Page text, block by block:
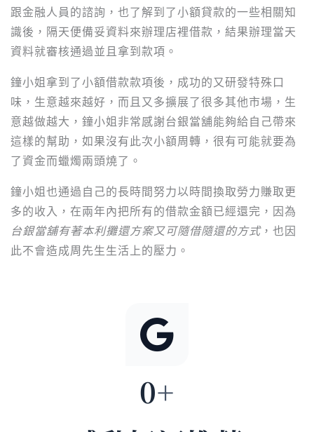
跟金融人員的諮詢，也了解到了小額貸款的一些相關知
識後，隔天便備妥資料來辦理店裡借款，結果辦理當天
資料就審核通過並且拿到款項。
鐘小姐拿到了小額借款款項後，成功的又研發特殊口
味，生意越來越好，而且又多擴展了很多其他市場，生
意越做越大，鐘小姐非常感謝台銀當舖能夠給自己帶來
這樣的幫助，如果沒有此次小額周轉，很有可能就要為
了資金而蠟燭兩頭燒了。
鐘小姐也通過自己的長時間努力以時間換取勞力賺取更
多的收入，在兩年內把所有的借款金額已經還完，因為
台銀當舖有著本利攤還方案又可隨借隨還的方式，也因
此不會造成周先生生活上的壓力。
0+